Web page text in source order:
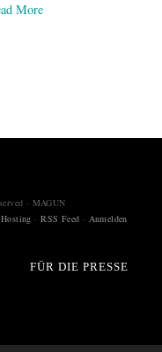
More
· MAGUN
·RSS Feed · Anmelden
FÜR DIE PRESSE